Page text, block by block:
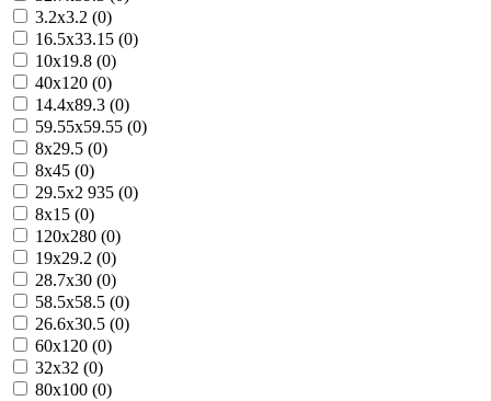
3.2x3.2 (0)
16.5x33.15 (0)
10x19.8 (0)
40x120 (0)
14.4x89.3 (0)
59.55x59.55 (0)
8x29.5 (0)
8x45 (0)
29.5x2 935 (0)
8x15 (0)
120x280 (0)
19x29.2 (0)
28.7x30 (0)
58.5x58.5 (0)
26.6x30.5 (0)
60x120 (0)
32x32 (0)
80x100 (0)